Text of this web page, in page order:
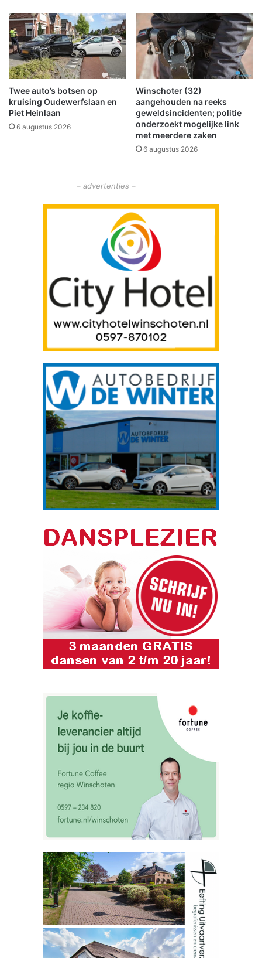
i
n
v
a
n
W
i
n
s
c
d
a
a
g
o
p
d
e
s
c
Twee auto’s botsen op
kruising Oudewerfslaan en
Piet Heinlaan
6 augustus 2026
Winschoter (32)
aangehouden na reeks
geweldsincidenten; politie
onderzoekt mogelijke link
met meerdere zaken
6 augustus 2026
– advertenties –